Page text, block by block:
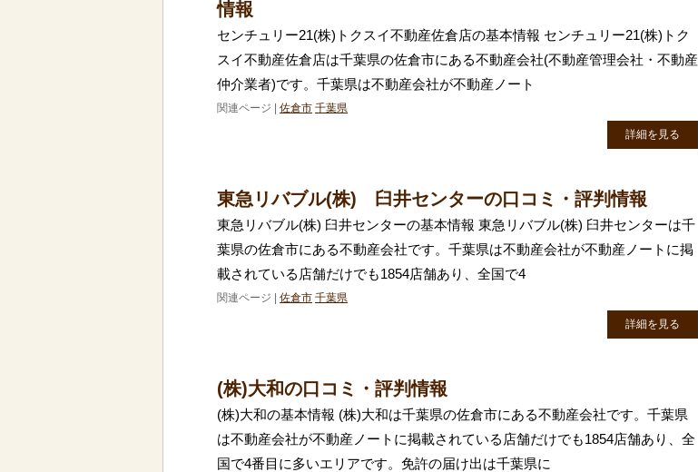
情報
センチュリー21(株)トクスイ不動産佐倉店の基本情報 センチュリー21(株)トク
スイ不動産佐倉店は千葉県の佐倉市にある不動産会社(不動産管理会社・不動産
仲介業者)です。千葉県は不動産会社が不動産ノート
関連ページ | 佐倉市 千葉県
詳細を見る
東急リバブル(株) 臼井センターの口コミ・評判情報
東急リバブル(株) 臼井センターの基本情報 東急リバブル(株) 臼井センターは千
葉県の佐倉市にある不動産会社です。千葉県は不動産会社が不動産ノートに掲
載されている店舗だけでも1854店舗あり、全国で4
関連ページ | 佐倉市 千葉県
詳細を見る
(株)大和の口コミ・評判情報
(株)大和の基本情報 (株)大和は千葉県の佐倉市にある不動産会社です。千葉県
は不動産会社が不動産ノートに掲載されている店舗だけでも1854店舗あり、全
国で4番目に多いエリアです。免許の届け出は千葉県に